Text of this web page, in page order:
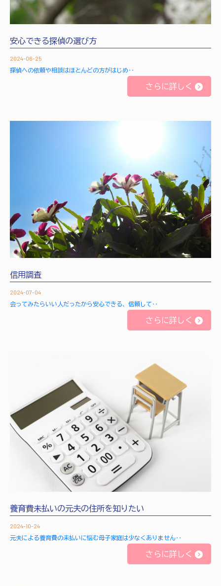
安心できる探偵の選び方
2024-06-25
探偵への依頼や相談はほとんどの方がはじめ‥
さらに詳しく
信用調査
2024-07-04
会ってみたらいい人だったから安心できる、信頼して‥
さらに詳しく
養育費未払いの元夫の住所を知りたい
2024-10-24
元夫による養育費の未払いに悩む母子家庭は少なくありません‥
さらに詳しく